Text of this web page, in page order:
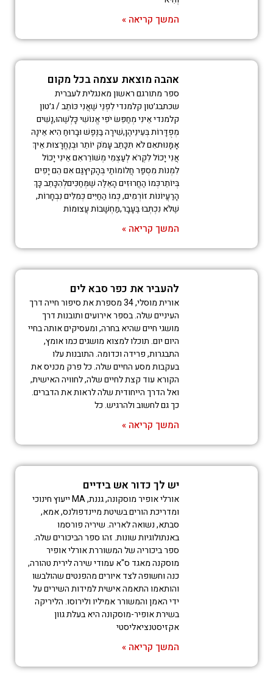
המשך קריאה »
אהבה מוצאת עצמה בכל מקום
ספר מתורגם ראשון מאנגלית לעברית
שכתבג׳טון קלמנדי לִפְנֵי שֶׁאֲנִי כּוֹתֵב / ג׳טון
קלמנדי אֵינִי מְחַפֵּשׂ יֹפִי אֱנוֹשִׁי כָּלְשֶׁהוּ,נָשִׁים
מְפֻדָּרוֹת בְּעֵינֵיהֶן,שִׁירָה בַּנֶּפֶשׁ וּבָרוּחַ הִיא אֵינָהּ
אָמָּנוּתאִם לֹא תִּכָּתֵב עָמֹק יוֹתֵר וּבְנֶחֱרָצוּת אֵיךְ
אֲנִי יָכוֹל לִקְרֹא לְעַצְמִי מְשׁוֹרֵראִם אֵינִי יָכוֹל
לִמְנוֹת מִסְפַּר חֲלוֹמוֹתַי בְּהָקִיץגַּם אִם הֵם יָפִים
בְּיוֹתֵרכְּמוֹ הַחֲרוּזִים הָאֵלֶּה שֶׁמְּחַכִּיםלְהִכָּתֵב כָּךְ
הָרַעֲיוֹנוֹת זוֹרְמִים, כְּמוֹ הַחַיִּים כְּמִלִּים נִבְחָרוֹת,
שֶׁלֹּא נִכְתְּבוּ בֶּעָבָר,מַחְשָׁבוֹת עֲצוּמוֹת
המשך קריאה »
להעביר את כפר סבא לים
אורית מוסלי, 34 מספרת את סיפור חייה דרך
העיניים שלה. בספר אירועים ותובנות דרך
מושגי חיים שהיא בחרה, ומעסיקים אותה בחיי
היום יום. תוכלו למצוא מושגים כמו אומץ,
התבגרות, פרידה וכדומה. התובנות עלו
בעקבות מסע החיים שלה. כל פרק מכניס את
הקורא עוד קצת לחיים שלה, לחוויה האישית,
ואל הדרך הייחודית שלה לראות את הדברים.
כך גם לחשוב ולהרגיש. כל
המשך קריאה »
יש לך כדור אש בידיים
אורלי אופיר מוסקונה, גננת, MA ייעוץ חינוכי
ומדריכת הורים בשיטת מיינדפולנס, אמא,
סבתא, נשואה לאריה. שיריה פורסמו
באנתולוגיות שונות. זהו ספר הביכורים שלה.
ספר ביכוריה של המשוררת אורלי אופיר
מוסקנה מאגד ס"א עמודי שירה לירית טהורה,
כנה וחשופה לצד איורים מהפנטים שהולבשו
והותאמו התאמה אישית למידות השירים על
ידי האמן והמשורר אמיליו ולירוסו. הליריקה
בשירת אופיר-מוסקונה היא בעלת גוון
אקזיסטנציאליסטי
המשך קריאה »